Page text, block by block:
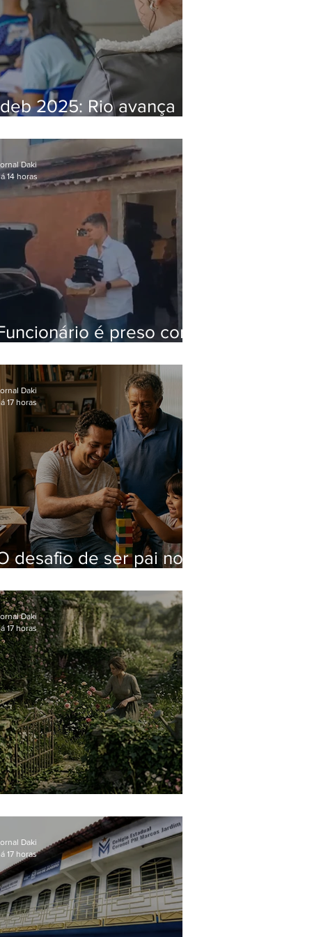
2025: Rio avança
da média nacional
é preso com
Hospital do Andaraí
Daki
14 horas
desafio de ser pai no
Daki
17 horas
Daki
17 horas
Daki
17 horas